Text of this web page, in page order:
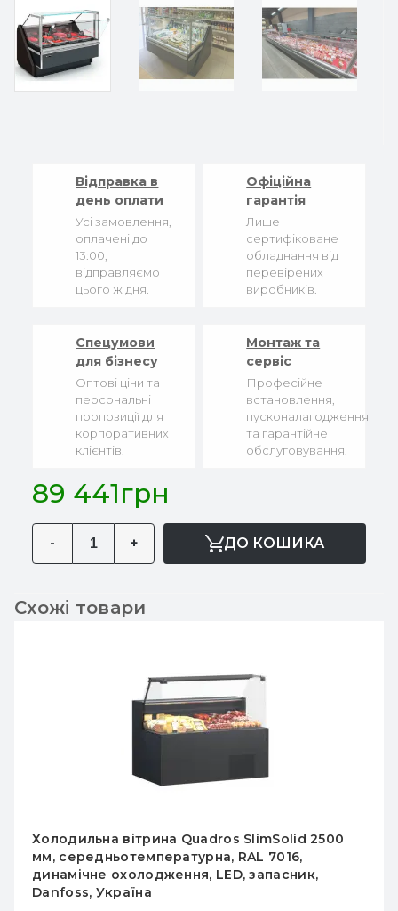
Відправка в
день оплати
Усі замовлення,
оплачені до
13:00,
відправляємо
цього ж дня.
Офіційна
гарантія
Лише
сертифіковане
обладнання від
перевірених
виробників.
Спецумови
для бізнесу
Оптові ціни та
персональні
пропозиції для
корпоративних
клієнтів.
Монтаж та
сервіс
Професійне
встановлення,
пусконалагодження
та гарантійне
обслуговування.
89 441грн
- + ДО КОШИКА
Схожі товари
Холодильна вітрина Quadros SlimSolid 2500
мм, середньотемпературна, RAL 7016,
динамічне охолодження, LED, запасник,
Danfoss, Україна